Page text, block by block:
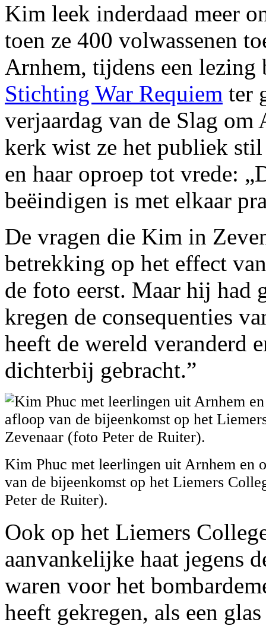
Kim leek inderdaad meer
toen ze 400 volwassenen
Arnhem, tijdens een lezing
Stichting War Requiem ter
verjaardag van de Slag
kerk wist ze het publiek
en haar oproep tot vrede:
beëindigen is met elkaar
De vragen die Kim in
betrekking op het effect
de foto eerst. Maar hij had
kregen de consequenties
heeft de wereld veranderd
dichterbij gebracht.”
Kim Phuc met leerlingen uit Arnhem en
van de bijeenkomst op het Liemers
Peter de Ruiter).
Ook op het Liemers
aanvankelijke haat jegens
waren voor het
heeft gekregen, als een